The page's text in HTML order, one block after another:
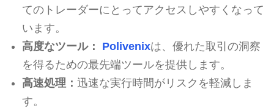
てのトレーダーにとってアクセスしやすくなって
います。
高度なツール：
Polivenixは、優れた取引の洞察
を得るための最先端ツールを提供します。
高速処理： 迅速な実行時間がリスクを軽減しま
す。